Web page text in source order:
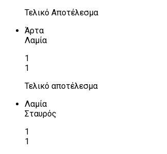
Τελικό Αποτέλεσμα
Άρτα
Λαμία
1
1
Τελικό αποτέλεσμα
Λαμία
Σταυρός
1
1